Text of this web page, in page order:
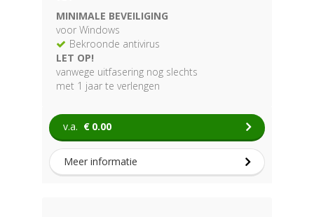
MINIMALE BEVEILIGING
voor Windows
Bekroonde antivirus
LET OP!
vanwege uitfasering nog slechts
met 1 jaar te verlengen
v.a. € 0.00
Meer informatie